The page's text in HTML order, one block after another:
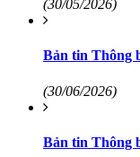
(30/05/2026)
Bản tin Thông
(30/06/2026)
Bản tin Thông